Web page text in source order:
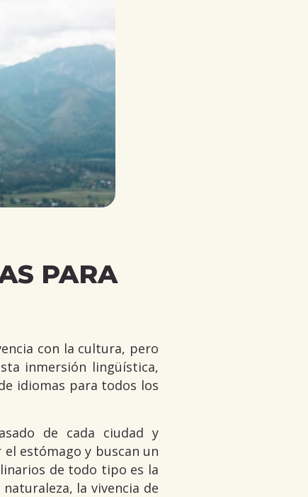
PARA
con la cultura, pero
inmersión lingüística,
idiomas para todos los
de cada ciudad y
estómago y buscan un
de todo tipo es la
la vivencia de